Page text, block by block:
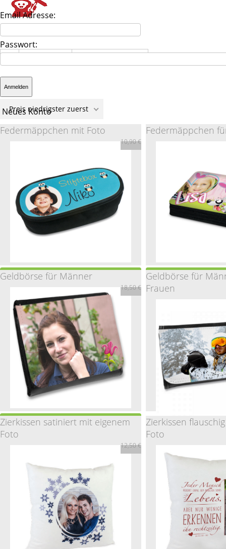
Email Adresse:
Passwort:
Neues Konto
Preis niedrigster zuerst
Federmäppchen mit Foto
10,90 €
Federmäppchen mit Foto
10,90 €
Federmäppchen
Federmäppchen
Geldbörse für Männer
18,50 €
Geldbörse für Männer
Geldbörse für
Frauen
Geldbörse für
20,90
Zierkissen satiniert mit eigenem
Foto
12,50 €
Zierkissen
Foto